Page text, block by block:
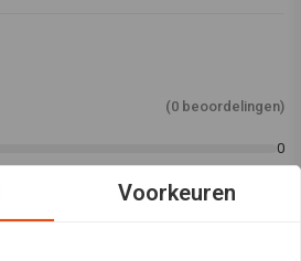
(0 beoordelingen)
0
Voorkeuren